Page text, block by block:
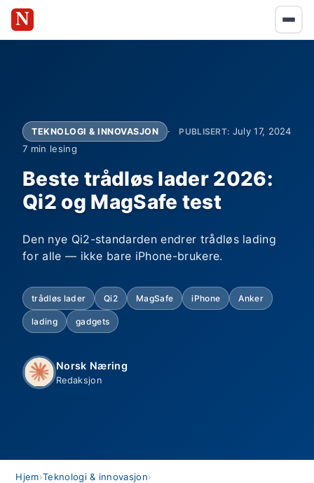
TEKNOLOGI & INNOVASJON PUBLISERT: July 17, 2024
7 min lesing
Beste trådløs lader 2026:
Qi2 og MagSafe test
Den nye Qi2-standarden endrer trådløs lading
for alle — ikke bare iPhone-brukere.
trådløs lader Qi2 MagSafe iPhone Anker
lading gadgets
Norsk Næring
Redaksjon
Hjem›Teknologi & innovasjon›